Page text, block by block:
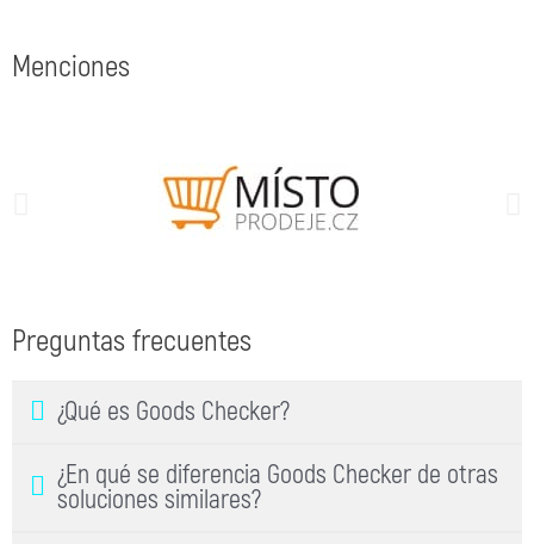
Menciones
Preguntas frecuentes
¿Qué es Goods Checker?
¿En qué se diferencia Goods Checker de otras
soluciones similares?